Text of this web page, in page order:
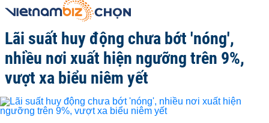
Lãi suất huy động chưa bớt 'nóng',
nhiều nơi xuất hiện ngưỡng trên 9%,
vượt xa biểu niêm yết